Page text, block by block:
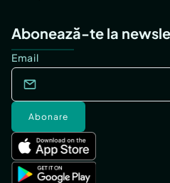
Abonează-te la
Email
Abonare